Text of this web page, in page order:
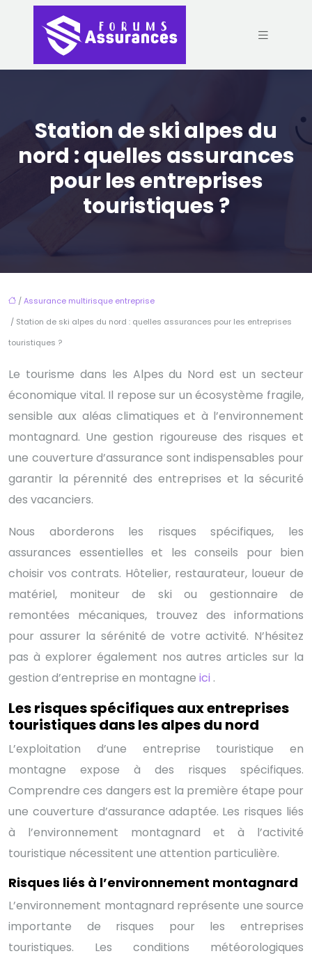
Station de ski alpes du
nord : quelles assurances
pour les entreprises
touristiques ?
/Assurance multirisque entreprise
/ Station de ski alpes du nord : quelles assurances pour les entreprises
touristiques ?
Le tourisme dans les Alpes du Nord est un secteur
économique vital. Il repose sur un écosystème fragile,
sensible aux aléas climatiques et à l’environnement
montagnard. Une gestion rigoureuse des risques et
une couverture d’assurance sont indispensables pour
garantir la pérennité des entreprises et la sécurité
des vacanciers.
Nous aborderons les risques spécifiques, les
assurances essentielles et les conseils pour bien
choisir vos contrats. Hôtelier, restaurateur, loueur de
matériel, moniteur de ski ou gestionnaire de
remontées mécaniques, trouvez des informations
pour assurer la sérénité de votre activité. N’hésitez
pas à explorer également nos autres articles sur la
gestion d’entreprise en montagne ici .
Les risques spécifiques aux entreprises
touristiques dans les alpes du nord
L’exploitation d’une entreprise touristique en
montagne expose à des risques spécifiques.
Comprendre ces dangers est la première étape pour
une couverture d’assurance adaptée. Les risques liés
à l’environnement montagnard et à l’activité
touristique nécessitent une attention particulière.
Risques liés à l’environnement montagnard
L’environnement montagnard représente une source
importante de risques pour les entreprises
touristiques. Les conditions météorologiques